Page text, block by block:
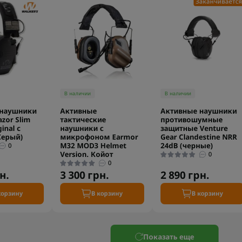
Slim
с
0
В наличии
Активные
тактические
наушники с
микрофоном Earmor
M32 MOD3 Helmet
Version. Койот
0
3 300 грн.
В корзину
В наличии
Активные наушники
противошумные
защитные Venture
Gear Clandestine NRR
24dB (черные)
0
2 890 грн.
В корзину
Показать еще